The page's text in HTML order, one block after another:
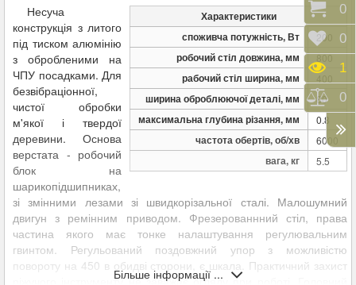
Характеристики
споживча потужність, Вт
200
робочий стіл довжина, мм 800
рабочий стіл ширина, мм 400
ширина оброблюючої деталі, мм 80
максимальна глубина різання, мм 0.8
частота обертів, об/хв 6000
вага, кг 5.5
Несуча
конструкція з литого
під тиском алюмінію
з обробленими на
ЧПУ посадками. Для
безвібраціонної,
чистої обробки
м'якої і твердої
деревини. Основа
верстата - робочий
блок на
шарикопідшипниках,
зі змінними лезами зі швидкорізальної сталі. Малошумний
двигун з ремінним приводом. Фрезерованнний стіл, права
частина якого має тонке налаштування регулювальним
гвинтом. Регульований поздовжний упор з можливістю
повороту на 450 в обидві сторони, є шкала. Практичний захист
ріжучого інструменту не заважає огляду при роботі. Головний
Більше інформації ...
0
0
1
0